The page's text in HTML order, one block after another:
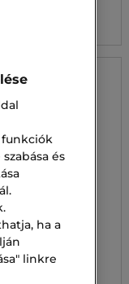
funkciók
és
ha a
linkre